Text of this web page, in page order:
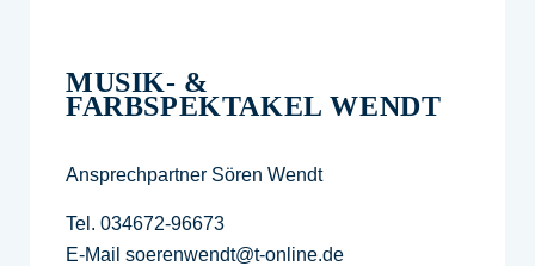
MUSIK- &
FARBSPEKTAKEL WENDT
Ansprechpartner Sören Wendt
Tel. 034672-96673
E-Mail soerenwendt@t-online.de